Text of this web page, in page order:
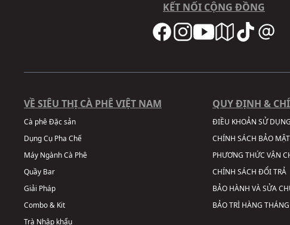
KẾT NỐI CỘNG ĐỒNG
VỀ SIÊU THỊ CÀ PHÊ VIỆT NAM
Cà phê Đặc sản
Dụng Cụ Pha Chế
Máy Ngành Cà Phê
Quầy Bar
Giải Pháp
Combo & Kit
Trà Nhập khẩu
QUY ĐỊNH &
ĐIỀU KHOẢN SỬ DỤNG
CHÍNH SÁCH BẢO MẬT
PHƯƠNG THỨC VẬN
CHÍNH SÁCH ĐỔI TRẢ
BẢO HÀNH VÀ SỬA
BẢO TRÌ HÀNG THÁNG